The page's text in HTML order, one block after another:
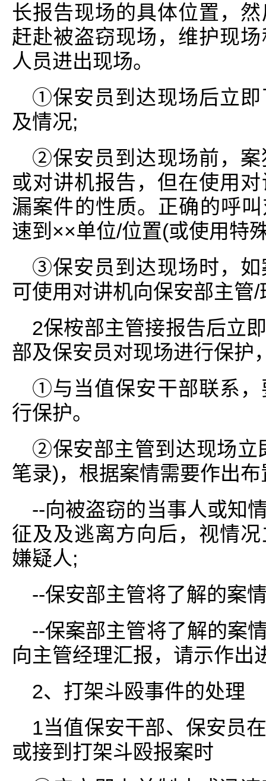
长报告现场的具体位置，
赶赴被盗窃现场，维护现
人员进出现场。
①保安员到达现场后立即
及情况;
②保安员到达现场前，案
或对讲机报告，但在使用
漏案件的性质。正确的呼
速到××单位/位置(或使用特
③保安员到达现场时，如
可使用对讲机向保安部主管
2保桉部主管接报告后立
部及保安员对现场进行保护
①与当值保安干部联系，
行保护。
②保安部主管到达现场立
笔录)，根据案情需要作出布
--向被盗窃的当事人或知
征及及逃离方向后，视情
嫌疑人;
--保安部主管将了解的案
--保案部主管将了解的案
向主管经理汇报，请示作出
2、打架斗殴事件的处理
1当值保安干部、保安员
或接到打架斗殴报案时